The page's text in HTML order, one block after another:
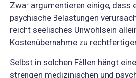
Zwar argumentieren einige, dass
psychische Belastungen
reicht seelisches Unwohlsein
Kostenübernahme zu
Selbst in solchen Fällen hängt
strengen medizinischen und